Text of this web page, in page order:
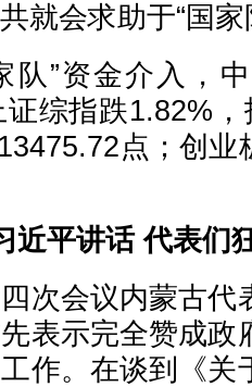
就会求助于“国家
队”资金介入，
综指跌1.82%
点；创业
近平讲话 代表们
次会议内蒙古代
表示完全赞成政
作。在谈到《关